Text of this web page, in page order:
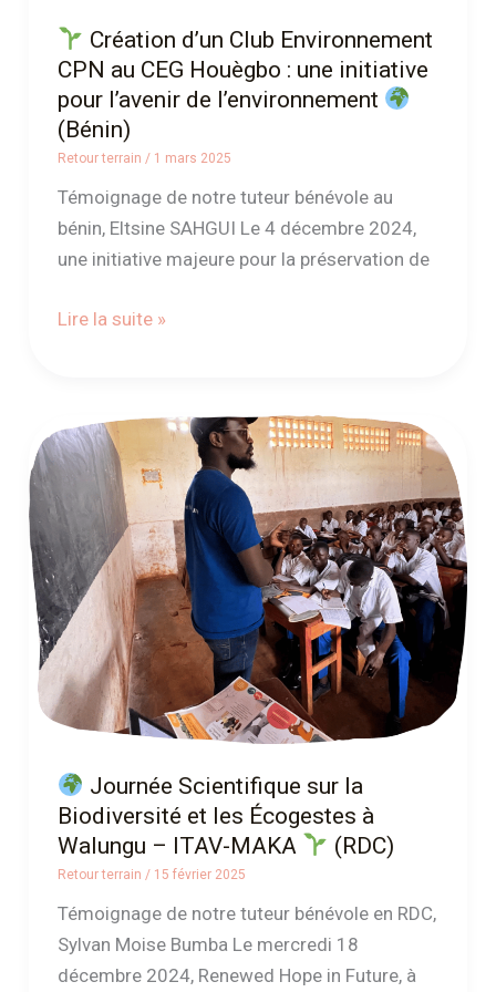
Création d’un Club Environnement
CPN au CEG Houègbo : une initiative
pour l’avenir de l’environnement
(Bénin)
Retour terrain / 1 mars 2025
Témoignage de notre tuteur bénévole au
bénin, Eltsine SAHGUI Le 4 décembre 2024,
une initiative majeure pour la préservation de
initiative
pour
l’avenir
de
l’environnement
(Bénin)
Lire la suite »
Journée Scientifique sur la
Biodiversité et les Écogestes à
Walungu – ITAV-MAKA
(RDC)
Retour terrain / 15 février 2025
Témoignage de notre tuteur bénévole en RDC,
Sylvan Moise Bumba Le mercredi 18
décembre 2024, Renewed Hope in Future, à
Journée
Scientifique
sur
la
Biodiversité
et
les
Écogestes
à
Walungu
–
ITAV-
MAKA